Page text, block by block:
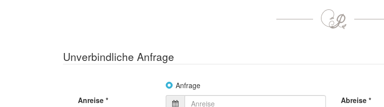
Unverbindliche Anfrage
Anfrage
Anreise * Abreise *